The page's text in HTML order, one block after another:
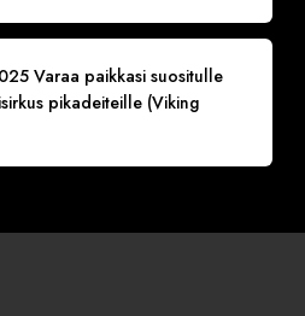
Varaa paikkasi suositulle
pikadeiteille (Viking